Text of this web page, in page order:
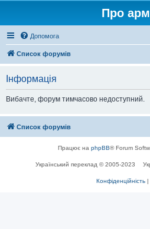
Про
Допомога
Список форумів
Інформація
Вибачте, форум тимчасово недоступний.
Список форумів
Працює на phpBB® Forum
Український переклад © 2005-2023
Конфіденційність |